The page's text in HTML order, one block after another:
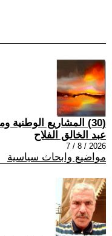
(30) المشاريع الوطنية ومظاهر السيادة
عبد الخالق الفلاح
2026 / 8 / 7
مواضيع وابحاث سياسية